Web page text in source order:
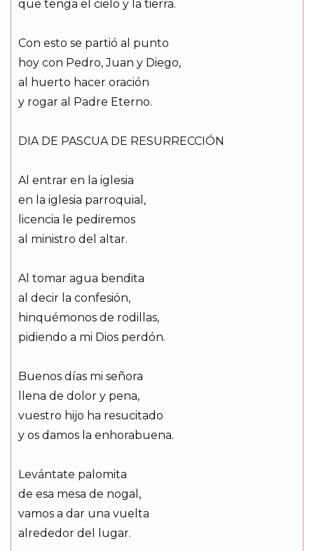
que tenga el cielo y la tierra.
Con esto se partió al punto
hoy con Pedro, Juan y Diego,
al huerto hacer oración
y rogar al Padre Eterno.
DIA DE PASCUA DE RESURRECCIÓN
Al entrar en la iglesia
en la iglesia parroquial,
licencia le pediremos
al ministro del altar.
Al tomar agua bendita
al decir la confesión,
hinquémonos de rodillas,
pidiendo a mi Dios perdón.
Buenos días mi señora
llena de dolor y pena,
vuestro hijo ha resucitado
y os damos la enhorabuena.
Levántate palomita
de esa mesa de nogal,
vamos a dar una vuelta
alrededor del lugar.